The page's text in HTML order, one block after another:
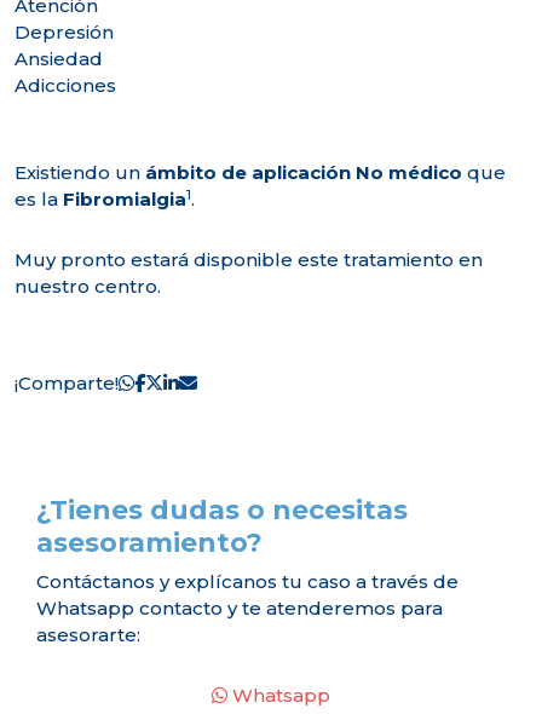
Atención
Depresión
Ansiedad
Adicciones
Existiendo un ámbito de aplicación No médico que
es la Fibromialgia1.
Muy pronto estará disponible este tratamiento en
nuestro centro.
¡Comparte!
¿Tienes dudas o necesitas
asesoramiento?
Contáctanos y explícanos tu caso a través de
Whatsapp contacto y te atenderemos para
asesorarte:
Whatsapp